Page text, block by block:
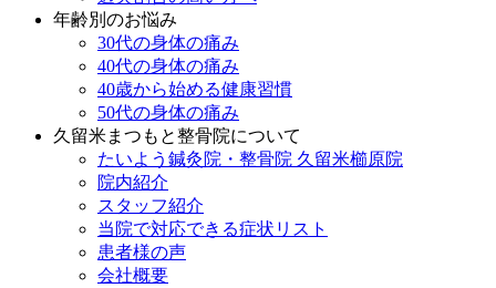
年齢別のお悩み
30代の身体の痛み
40代の身体の痛み
40歳から始める健康習慣
50代の身体の痛み
久留米まつもと整骨院について
たいよう鍼灸院・整骨院 久留米櫛原院
院内紹介
スタッフ紹介
当院で対応できる症状リスト
患者様の声
会社概要